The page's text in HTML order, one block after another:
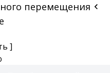
перемещения
]